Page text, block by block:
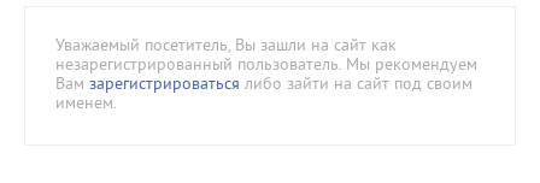
Уважаемый посетитель, Вы зашли на сайт как
незарегистрированный пользователь. Мы рекомендуем
Вам зарегистрироваться либо зайти на сайт под своим
именем.